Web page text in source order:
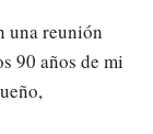
una reunión
90 años de mi